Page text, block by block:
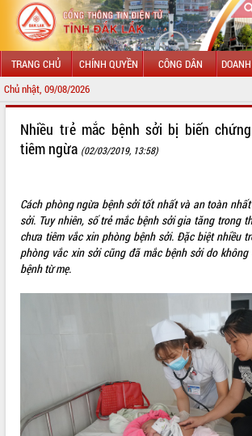
TRANG CHỦ CHÍNH QUYỀN CÔNG DÂN
Chủ nhật, 09/08/2026
LÃNH ĐẠO UBND TỈNH
SỞ, BAN, NGÀNH
UBND CÁC XÃ, PHƯỜNG
QUY HOẠCH - KẾ HOẠCH
Nhiều trẻ mắc bệnh sởi bị biến
tiêm ngừa (02/03/2019, 13:58)
Cách phòng ngừa bệnh sởi tốt nhất và an toàn
sởi. Tuy nhiên, số trẻ mắc bệnh sởi gia tăng trong
chưa tiêm vắc xin phòng bệnh sởi. Đặc biệt nhiều
phòng vắc xin sởi cũng đã mắc bệnh sởi do
bệnh từ mẹ.